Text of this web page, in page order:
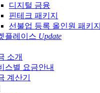
디지털 금융
핀테크 패키지
선불업 등록 올인원 패키지
플레이스 Update
소개
스별 요금안내
계산기